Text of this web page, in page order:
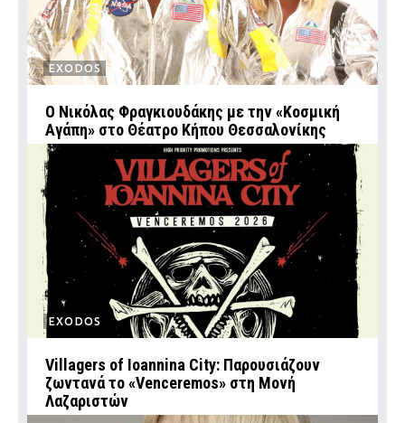
EXODOS
Ο Νικόλας Φραγκιουδάκης με την «Κοσμική
Αγάπη» στο Θέατρο Κήπου Θεσσαλονίκης
EXODOS
Villagers of Ioannina City: Παρουσιάζουν
ζωντανά το «Venceremos» στη Μονή
Λαζαριστών